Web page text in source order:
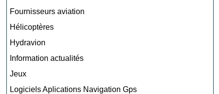
Fournisseurs aviation
Hélicoptères
Hydravion
Information actualités
Jeux
Logiciels Aplications Navigation Gps